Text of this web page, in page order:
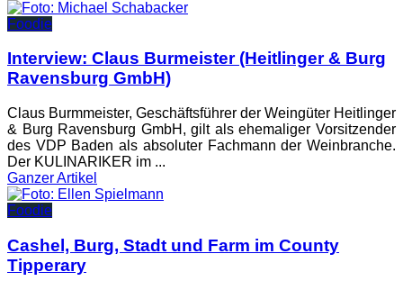
Foodie
Interview: Claus Burmeister (Heitlinger & Burg
Ravensburg GmbH)
Claus Burmmeister, Geschäftsführer der Weingüter Heitlinger
& Burg Ravensburg GmbH, gilt als ehemaliger Vorsitzender
des VDP Baden als absoluter Fachmann der Weinbranche.
Der KULINARIKER im ...
GanzerArtikel
Foodie
Cashel, Burg, Stadt und Farm im County
Tipperary